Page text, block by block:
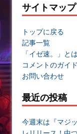
サイトマップ
トップに戻る
記事一覧
「イゼ速。」とは
コメントのガイ
お問い合わせ
最近の投稿
今週末は『マジ